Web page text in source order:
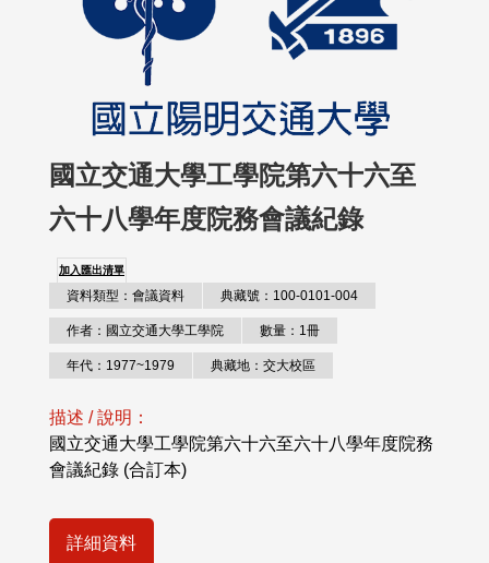
國立交通大學工學院第六十六至
六十八學年度院務會議紀錄
加入匯出清單
資料類型：會議資料 典藏號：100-0101-004
作者：國立交通大學工學院 數量：1冊
年代：1977~1979 典藏地：交大校區
描述 / 說明：
國立交通大學工學院第六十六至六十八學年度院務
會議紀錄 (合訂本)
詳細資料